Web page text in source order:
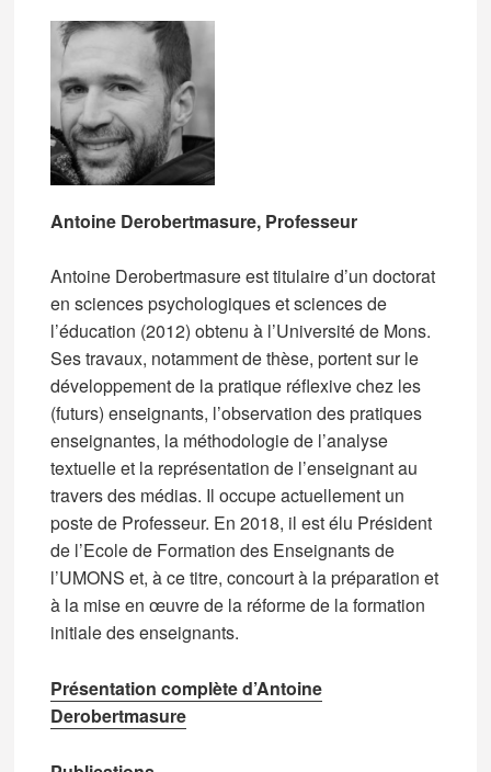
Antoine Derobertmasure, Professeur
Antoine Derobertmasure est titulaire d’un doctorat
en sciences psychologiques et sciences de
l’éducation (2012) obtenu à l’Université de Mons.
Ses travaux, notamment de thèse, portent sur le
développement de la pratique réflexive chez les
(futurs) enseignants, l’observation des pratiques
enseignantes, la méthodologie de l’analyse
textuelle et la représentation de l’enseignant au
travers des médias. Il occupe actuellement un
poste de Professeur. En 2018, il est élu Président
de l’Ecole de Formation des Enseignants de
l’UMONS et, à ce titre, concourt à la préparation et
à la mise en œuvre de la réforme de la formation
initiale des enseignants.
Présentation complète d’Antoine
Derobertmasure